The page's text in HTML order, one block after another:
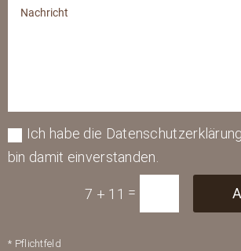
Ich habe die
bin damit einverstanden.
7 + 11 =
* Pflichtfeld